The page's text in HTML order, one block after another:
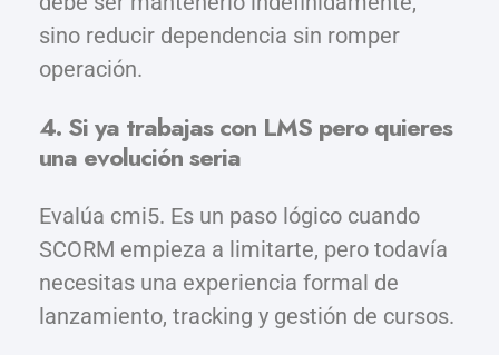
sino reducir dependencia sin romper
operación.
4. Si ya trabajas con LMS pero quieres
una evolución seria
Evalúa cmi5. Es un paso lógico cuando
SCORM empieza a limitarte, pero todavía
necesitas una experiencia formal de
lanzamiento, tracking y gestión de cursos.